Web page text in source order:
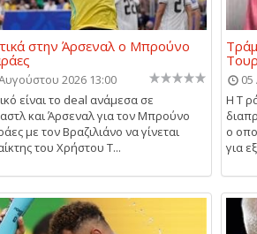
στην Άρσεναλ ο Μπρούνο
2026 13:00
είναι το deal ανάμεσα σε
και Άρσεναλ για τον Μπρούνο
με τον Βραζιλιάνο να γίνεται
του Χρήστου Τ...
Η Τ
ο
για